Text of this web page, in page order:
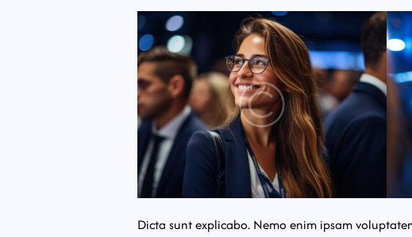
Dicta sunt explicabo. Nemo enim ipsam